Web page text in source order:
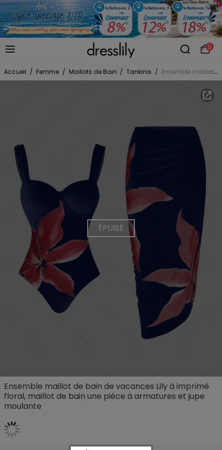
0
Accueil / Femme / Maillots de Bain / Tankinis / Ensemble maillot de bain de vacances Lily à imprimé floral, maillot de bain une pièce à armatures et jupe moulante
ÉPUISÉ
Ensemble maillot de bain de vacances Lily à imprimé
floral, maillot de bain une pièce à armatures et jupe
moulante